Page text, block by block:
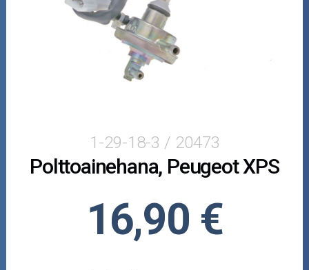
Puutarha ja metsä
Öljyt ja kemikaalit
Outlet-tuotteet
1-29-18-3 / 20473
Polttoainehana, Peugeot XPS
16,90 €